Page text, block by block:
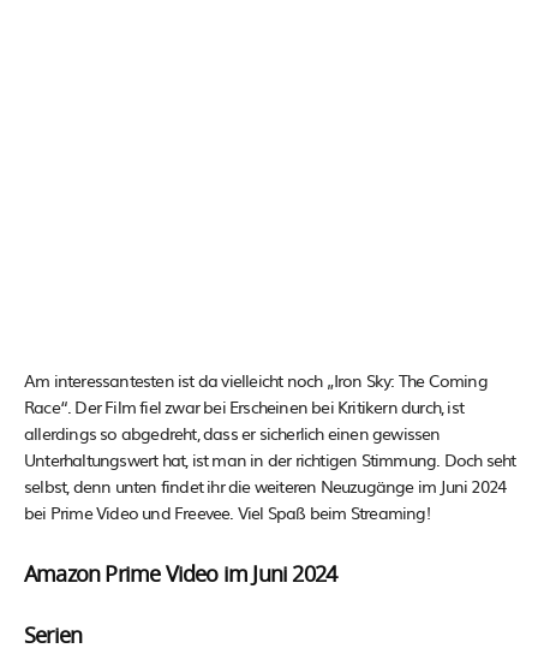
Am interessantesten ist da vielleicht noch „Iron Sky: The Coming
Race“. Der Film fiel zwar bei Erscheinen bei Kritikern durch, ist
allerdings so abgedreht, dass er sicherlich einen gewissen
Unterhaltungswert hat, ist man in der richtigen Stimmung. Doch seht
selbst, denn unten findet ihr die weiteren Neuzugänge im Juni 2024
bei Prime Video und Freevee. Viel Spaß beim Streaming!
Amazon Prime Video im Juni 2024
Serien